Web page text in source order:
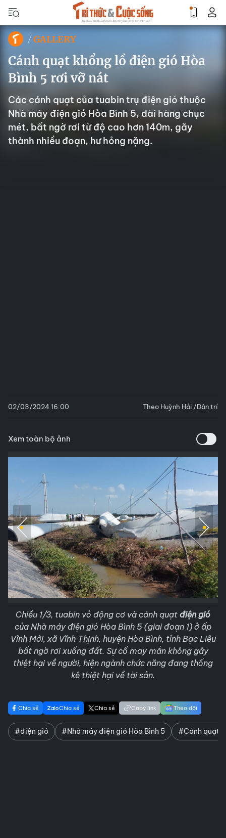
GALLERY
Cánh quạt khổng lồ điện gió Hòa
Bình 5 rơi vỡ nát
Các cánh quạt của tuabin trụ điện gió thuộc
Nhà máy điện gió Hòa Bình 5, dài hàng chục
mét, bất ngờ rơi từ độ cao hơn 140m, gãy
thành nhiều đoạn, hư hỏng nặng.
02/03/2024 16:00 Theo Huỳnh Hải /Dân trí
Xem toàn bộ ảnh
Chiều 1/3, tuabin vỏ động cơ và cánh quạt điện gió
của Nhà máy điện gió Hòa Bình 5 (giai đoạn 1) ở ấp
Vĩnh Mới, xã Vĩnh Thịnh, huyện Hòa Bình, tỉnh Bạc Liêu
bất ngờ rơi xuống đất. Sự cố may mắn không gây
thiệt hại về người, hiện ngành chức năng đang thống
kê thiệt hại về tài sản.
Chia sẻ Chia sẻ Chia sẻ Copy link Theo dõi
#điện gió #Nhà máy điện gió Hòa Bình 5 #Cánh quạt